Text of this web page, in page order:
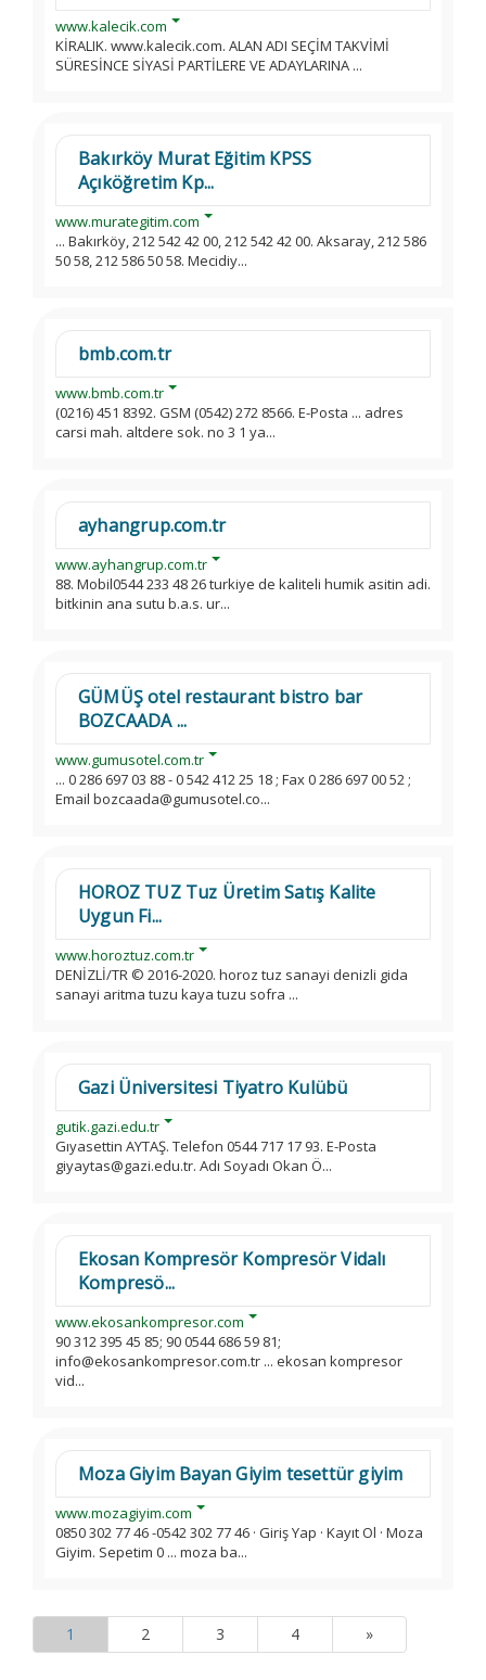
www.kalecik.com
KİRALIK. www.kalecik.com. ALAN ADI SEÇİM TAKVİMİ
SÜRESİNCE SİYASİ PARTİLERE VE ADAYLARINA ...
Bakırköy Murat Eğitim KPSS
Açıköğretim Kp...
www.murategitim.com
... Bakırköy, 212 542 42 00, 212 542 42 00. Aksaray, 212 586
50 58, 212 586 50 58. Mecidiy...
bmb.com.tr
www.bmb.com.tr
(0216) 451 8392. GSM (0542) 272 8566. E-Posta ... adres
carsi mah. altdere sok. no 3 1 ya...
ayhangrup.com.tr
www.ayhangrup.com.tr
88. Mobil0544 233 48 26 turkiye de kaliteli humik asitin adi.
bitkinin ana sutu b.a.s. ur...
GÜMÜŞ otel restaurant bistro bar
BOZCAADA ...
www.gumusotel.com.tr
... 0 286 697 03 88 - 0 542 412 25 18 ; Fax 0 286 697 00 52 ;
Email bozcaada@gumusotel.co...
HOROZ TUZ Tuz Üretim Satış Kalite
Uygun Fi...
www.horoztuz.com.tr
DENİZLİ/TR © 2016-2020. horoz tuz sanayi denizli gida
sanayi aritma tuzu kaya tuzu sofra ...
Gazi Üniversitesi Tiyatro Kulübü
gutik.gazi.edu.tr
Gıyasettin AYTAŞ. Telefon 0544 717 17 93. E-Posta
giyaytas@gazi.edu.tr. Adı Soyadı Okan Ö...
Ekosan Kompresör Kompresör Vidalı
Kompresö...
www.ekosankompresor.com
90 312 395 45 85; 90 0544 686 59 81;
info@ekosankompresor.com.tr ... ekosan kompresor
vid...
Moza Giyim Bayan Giyim tesettür giyim
www.mozagiyim.com
0850 302 77 46 -0542 302 77 46 · Giriş Yap · Kayıt Ol · Moza
Giyim. Sepetim 0 ... moza ba...
1 2 3 4 »